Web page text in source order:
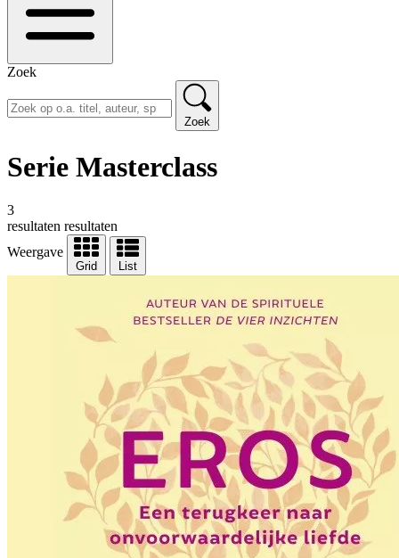
Zoek
Zoek
Serie Masterclass
3
resultaten resultaten
Weergave
Grid List